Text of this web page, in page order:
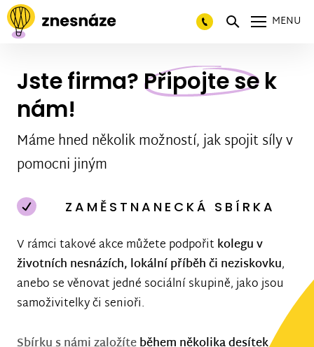
MENU
Jste firma? Připojte se k
nám!
Máme hned několik možností, jak spojit síly v
pomocni jiným
ZAMĚSTNANECKÁ SBÍRKA
V rámci takové akce můžete podpořit kolegu v
životních nesnázích, lokální příběh či neziskovku,
anebo se věnovat jedné sociální skupině, jako jsou
samoživitelky či senioři.